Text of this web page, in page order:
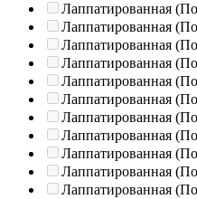
Лаппатированная
Лаппатированная
Лаппатированная
Лаппатированная
Лаппатированная
Лаппатированная
Лаппатированная
Лаппатированная
Лаппатированная
Лаппатированная
Лаппатированная